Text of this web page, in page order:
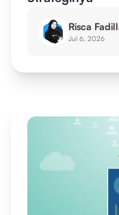
Risca
Jul 6, 2026